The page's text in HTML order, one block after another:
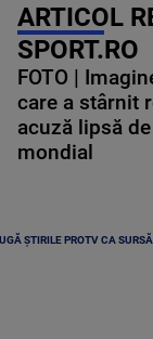
ARTICOL
SPORT.RO
FOTO |
care a stârnit
acuză lipsă
mondial
ȘTIRILE PROTV CA SURSĂ